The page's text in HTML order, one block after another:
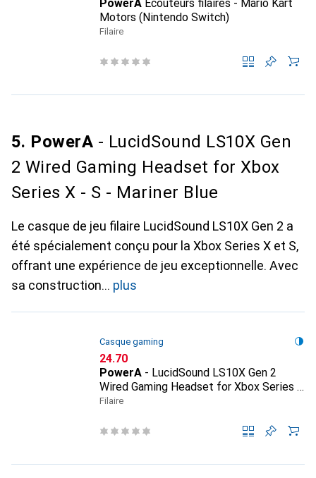
PowerA Écouteurs filaires - Mario Kart
Motors (Nintendo Switch)
Filaire
5. PowerA - LucidSound LS10X Gen
2 Wired Gaming Headset for Xbox
Series X - S - Mariner Blue
Le casque de jeu filaire LucidSound LS10X Gen 2 a
été spécialement conçu pour la Xbox Series X et S,
offrant une expérience de jeu exceptionnelle. Avec
sa construction
plus
Casque gaming
CHF
24.70
PowerA - LucidSound LS10X Gen 2
Wired Gaming Headset for Xbox Series X
- S - Mariner Blue
Filaire